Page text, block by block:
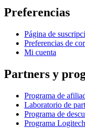
Preferencias
Página de
Preferencias de
Mi cuenta
Partners y
Programa de
Laboratorio de
Programa de
Programa